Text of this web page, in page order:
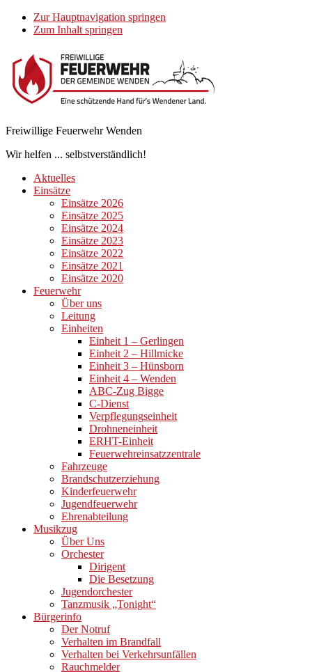
Zur Hauptnavigation springen
Zum Inhalt springen
Freiwillige Feuerwehr Wenden
Wir helfen ... selbstverständlich!
Aktuelles
Einsätze
Einsätze 2026
Einsätze 2025
Einsätze 2024
Einsätze 2023
Einsätze 2022
Einsätze 2021
Einsätze 2020
Feuerwehr
Über uns
Leitung
Einheiten
Einheit 1 – Gerlingen
Einheit 2 – Hillmicke
Einheit 3 – Hünsborn
Einheit 4 – Wenden
ABC-Zug Bigge
C-Dienst
Verpflegungseinheit
Drohneneinheit
ERHT-Einheit
Feuerwehreinsatzzentrale
Fahrzeuge
Brandschutzerziehung
Kinderfeuerwehr
Jugendfeuerwehr
Ehrenabteilung
Musikzug
Über Uns
Orchester
Dirigent
Die Besetzung
Jugendorchester
Tanzmusik „Tonight“
Bürgerinfo
Der Notruf
Verhalten im Brandfall
Verhalten bei Verkehrsunfällen
Rauchmelder